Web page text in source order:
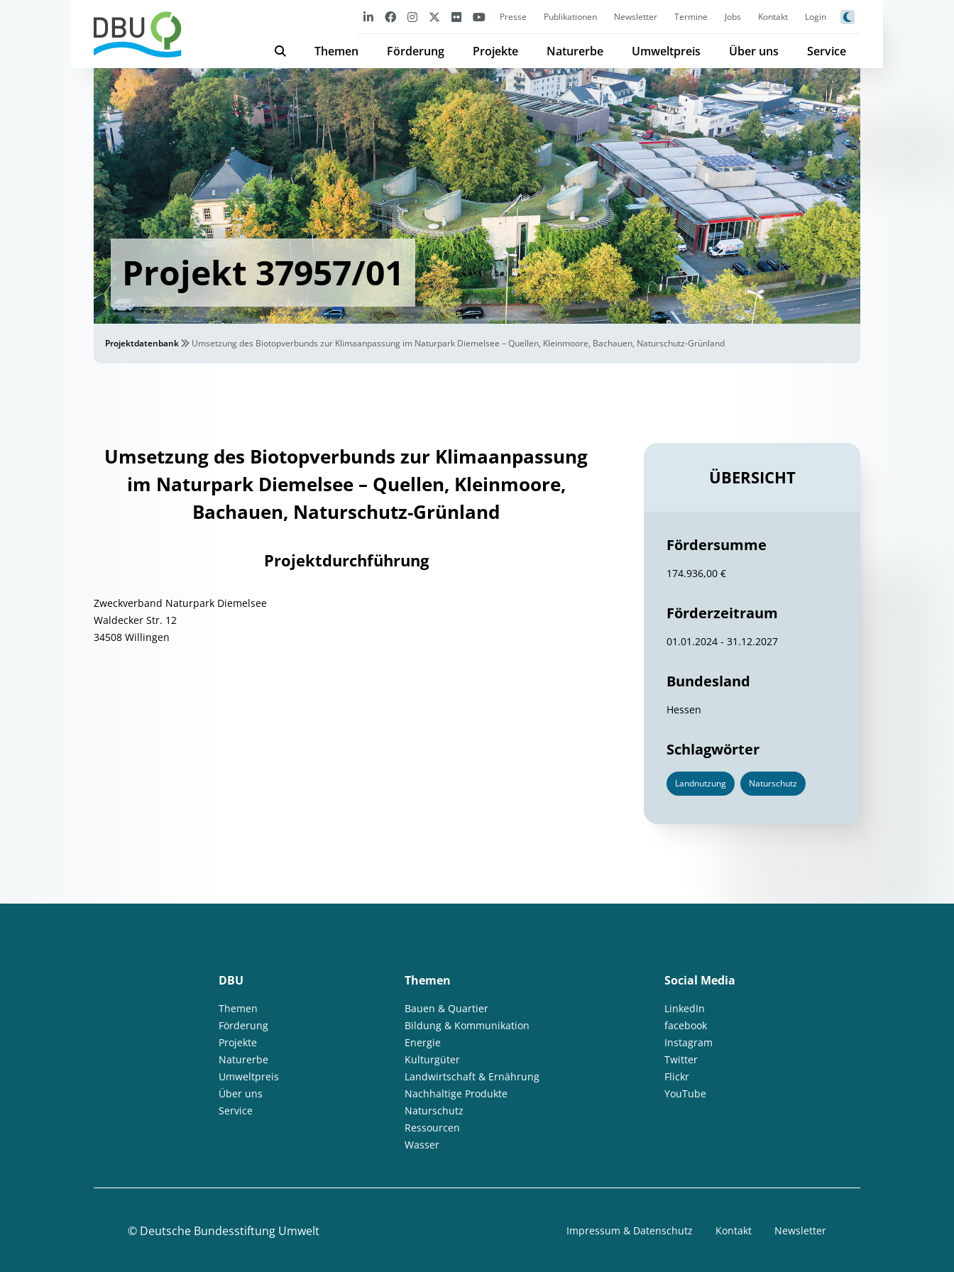
Presse Publikationen Newsletter Termine Jobs Kontakt Login
Themen Förderung Projekte Naturerbe Umweltpreis Über uns Service
Projekt 37957/01
Projektdatenbank Umsetzung des Biotopverbunds zur Klimaanpassung im Naturpark Diemelsee – Quellen, Kleinmoore, Bachauen, Naturschutz-Grünland
Umsetzung des Biotopverbunds zur Klimaanpassung
im Naturpark Diemelsee – Quellen, Kleinmoore,
Bachauen, Naturschutz-Grünland
Projektdurchführung
Zweckverband Naturpark Diemelsee
Waldecker Str. 12
34508 Willingen
ÜBERSICHT
Fördersumme
174.936,00 €
Förderzeitraum
01.01.2024 - 31.12.2027
Bundesland
Hessen
Schlagwörter
Landnutzung Naturschutz
DBU
Themen
Förderung
Projekte
Naturerbe
Umweltpreis
Über uns
Service
Themen
Bauen & Quartier
Bildung & Kommunikation
Energie
Kulturgüter
Landwirtschaft & Ernährung
Nachhaltige Produkte
Naturschutz
Ressourcen
Wasser
Social Media
LinkedIn
facebook
Instagram
Twitter
Flickr
YouTube
© Deutsche Bundesstiftung Umwelt Impressum & Datenschutz Kontakt Newsletter